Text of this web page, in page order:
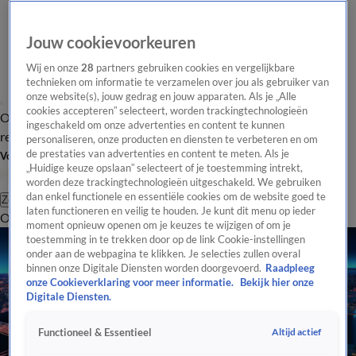
Overzicht Laatste nieuws Regionieuws Het beste van Hart
Tip de
redactie
Volg Hart van Nederland
Zoeken
OverzichtRegioUitzendingenWeerTip de redactiePanelVideo's
Jouw cookievoorkeuren
Wij en onze28 partners gebruiken cookies en vergelijkbare
technieken om informatie te verzamelen over jou als gebruiker van
onze website(s), jouw gedrag en jouw apparaten. Als je „Alle
cookies accepteren” selecteert, worden trackingtechnologieën
ingeschakeld om onze advertenties en content te kunnen
personaliseren, onze producten en diensten te verbeteren en om
de prestaties van advertenties en content te meten. Als je
„Huidige keuze opslaan” selecteert of je toestemming intrekt,
worden deze trackingtechnologieën uitgeschakeld. We gebruiken
dan enkel functionele en essentiële cookies om de website goed te
laten functioneren en veilig te houden. Je kunt dit menu op ieder
moment opnieuw openen om je keuzes te wijzigen of om je
toestemming in te trekken door op de link Cookie-instellingen
onder aan de webpagina te klikken. Je selecties zullen overal
binnen onze Digitale Diensten worden doorgevoerd. Raadpleeg
onze Cookieverklaring voor meer informatie.
Bekijk hier onze
Digitale Diensten.
Functioneel & Essentieel Altijd actief